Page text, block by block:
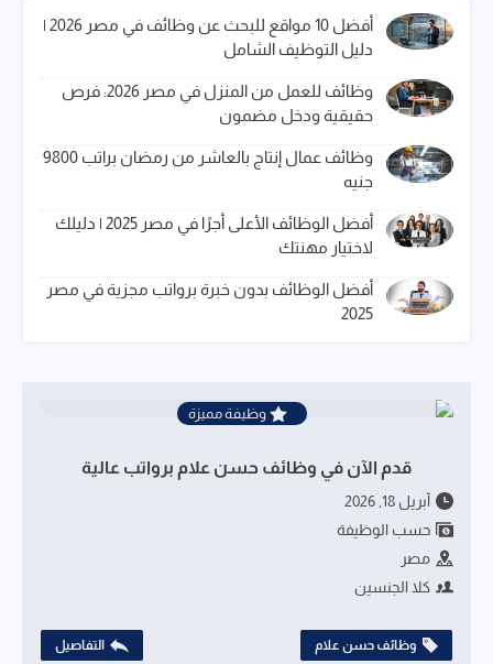
أفضل 10 مواقع للبحث عن وظائف في مصر 2026 |
دليل التوظيف الشامل
وظائف للعمل من المنزل في مصر 2026: فرص
حقيقية ودخل مضمون
وظائف عمال إنتاج بالعاشر من رمضان براتب 9800
جنيه
أفضل الوظائف الأعلى أجرًا في مصر 2025 | دليلك
لاختيار مهنتك
أفضل الوظائف بدون خبرة برواتب مجزية في مصر
2025
وظيفة مميزة
قدم الآن في وظائف حسن علام برواتب عالية
أبريل 18, 2026
حسب الوظيفة
مصر
كلا الجنسين
وظائف حسن علام التفاصيل